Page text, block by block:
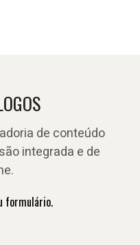
de conteúdo
integrada e de
formulário.